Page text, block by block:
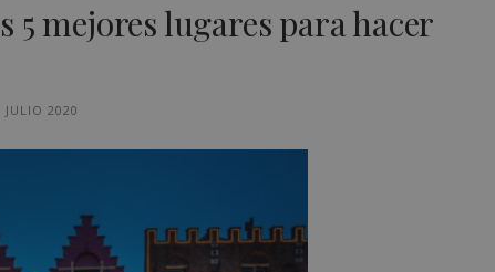
mejores lugares para hacer
JULIO 2020